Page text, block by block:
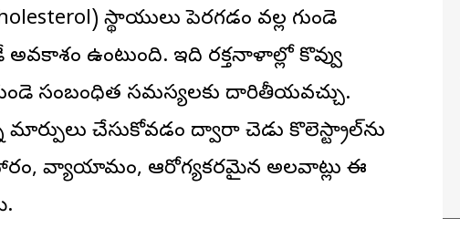
స్థాయులు పెరగడం వల్ల గుండె
అవకాశం ఉంటుంది. ఇది రక్తనాళాల్లో కొవ్వు
సంబంధిత సమస్యలకు దారితీయవచ్చు.
చేసుకోవడం ద్వారా చెడు కొలెస్ట్రాల్‌ను
వ్యాయామం, ఆరోగ్యకరమైన అలవాట్లు ఈ